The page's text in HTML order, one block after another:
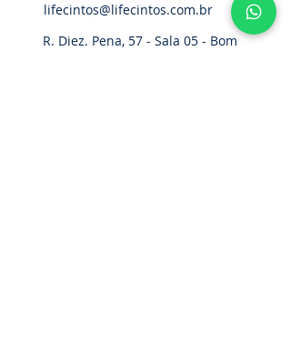
lifecintos@lifecintos.com.br
R. Diez. Pena, 57 - Sala 05 - Bom